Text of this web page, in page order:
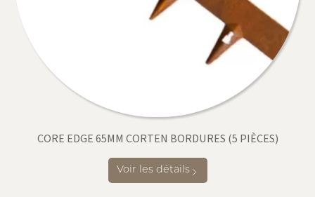
CORE EDGE 65MM CORTEN BORDURES (5 PIÈCES)
Voir les détails